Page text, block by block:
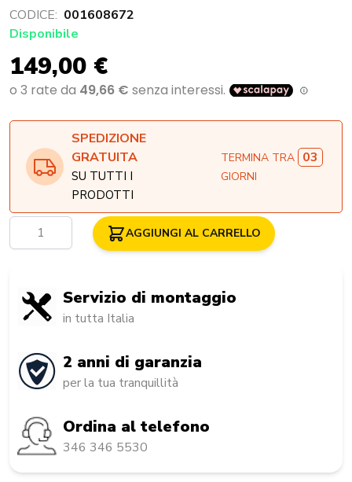
CODICE: 001608672
Disponibile
149,00 €
SPEDIZIONE
GRATUITA
SU TUTTI I
PRODOTTI
TERMINA TRA 03
GIORNI
Quantità AGGIUNGI AL CARRELLO
Servizio di montaggio
in tutta Italia
2 anni di garanzia
per la tua tranquillità
Ordina al telefono
346 346 5530